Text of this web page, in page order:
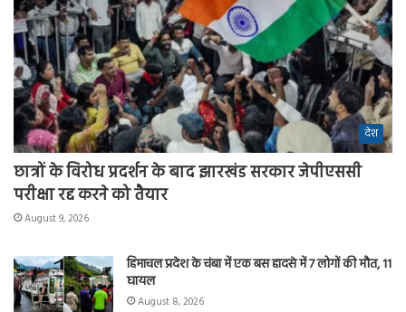
देश
छात्रों के विरोध प्रदर्शन के बाद झारखंड सरकार जेपीएससी
परीक्षा रद्द करने को तैयार
August 9, 2026
हिमाचल प्रदेश के चंबा में एक बस हादसे में 7 लोगों की मौत, 11
घायल
August 8, 2026